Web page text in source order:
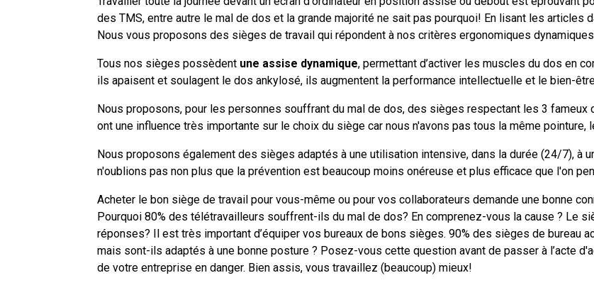
des TMS, entre autre le mal de dos et la grande majorité ne sait pas pourquoi! En lisant les articles
Nous vous proposons des sièges de travail qui répondent à nos critères ergonomiques
Tous nos sièges possèdent une assise dynamique, permettant d’activer les muscles du dos en
ils apaisent et soulagent le dos ankylosé, ils augmentent la performance intellectuelle et le bien-
Nous proposons, pour les personnes souffrant du mal de dos, des sièges respectant les 3 fameux
ont une influence très importante sur le choix du siège car nous n'avons pas tous la même
Nous proposons également des sièges adaptés à une utilisation intensive, dans la durée (24/7), à
n'oublions pas non plus que la prévention est beaucoup moins onéreuse et plus efficace que l'on
Acheter le bon siège de travail pour vous-même ou pour vos collaborateurs demande une bonne
Pourquoi 80% des télétravailleurs souffrent-ils du mal de dos? En comprenez-vous la cause ? Le
réponses? Il est très important d’équiper vos bureaux de bons sièges. 90% des sièges de bureau
mais sont-ils adaptés à une bonne posture ? Posez-vous cette question avant de passer à l’acte
de votre entreprise en danger. Bien assis, vous travaillez (beaucoup) mieux!